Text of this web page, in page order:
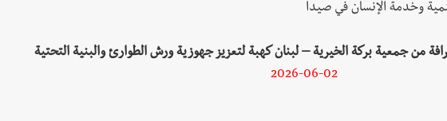
وخدمة الإنسان في صيدا
من جمعية بركة الخيرية – لبنان كهبة لتعزيز جهوزية ورش الطوارئ والبنية التحتية
2026-06-02